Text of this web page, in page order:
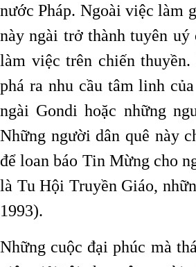
nước Pháp. Ngoài việc làm
này ngài trở thành tuyên
làm việc trên chiến
phá ra nhu cầu tâm linh
ngài Gondi hoặc những
Những người dân quê này
để loan báo Tin Mừng cho
là Tu Hội Truyền Giáo,
1993).
Những cuộc đại phúc mà